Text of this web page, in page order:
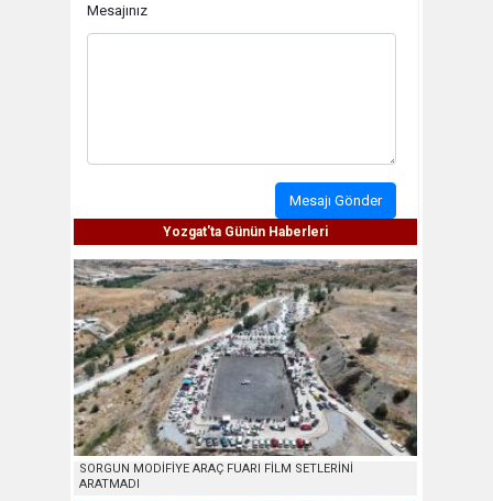
Mesajınız
Mesajı Gönder
Yozgat'ta Günün Haberleri
SORGUN MODİFİYE ARAÇ FUARI FİLM SETLERİNİ
ARATMADI